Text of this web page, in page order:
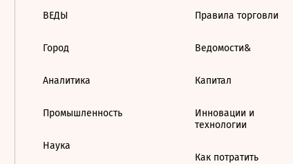
ВЕДЫ
Город
Аналитика
Промышленность
Наука
Правила торговли
Ведомости&
Капитал
Инновации и
технологии
Как потратить